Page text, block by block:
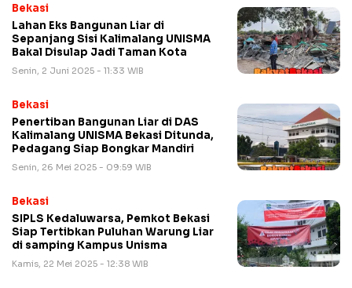
Bekasi
Lahan Eks Bangunan Liar di
Sepanjang Sisi Kalimalang UNISMA
Bakal Disulap Jadi Taman Kota
Senin, 2 Juni 2025 - 11:33 WIB
Bekasi
Penertiban Bangunan Liar di DAS
Kalimalang UNISMA Bekasi Ditunda,
Pedagang Siap Bongkar Mandiri
Senin, 26 Mei 2025 - 09:59 WIB
Bekasi
SIPLS Kedaluwarsa, Pemkot Bekasi
Siap Tertibkan Puluhan Warung Liar
di samping Kampus Unisma
Kamis, 22 Mei 2025 - 12:38 WIB